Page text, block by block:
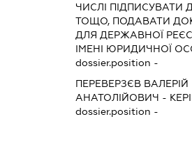
ЧИСЛІ ПІДПИСУВАТИ
ТОЩО, ПОДАВАТИ
ДЛЯ ДЕРЖАВНОЇ
ІМЕНІ ЮРИДИЧНОЇ
dossier.position -
ПЕРЕВЕРЗЄВ ВАЛЕРІЙ
АНАТОЛІЙОВИЧ -
dossier.position -